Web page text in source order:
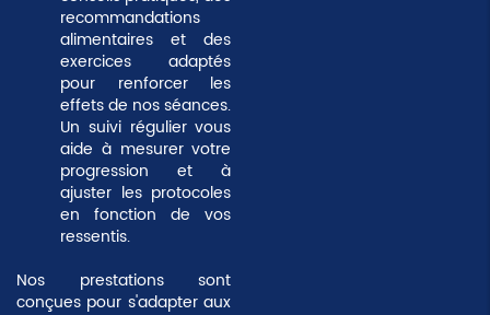
recommandations
alimentaires et des
exercices adaptés
pour renforcer les
effets de nos séances.
Un suivi régulier vous
aide à mesurer votre
progression et à
ajuster les protocoles
en fonction de vos
ressentis.
Nos prestations sont
conçues pour s'adapter aux